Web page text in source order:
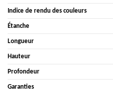
Indice de rendu des couleurs
Étanche
Longueur
Hauteur
Profondeur
Garanties